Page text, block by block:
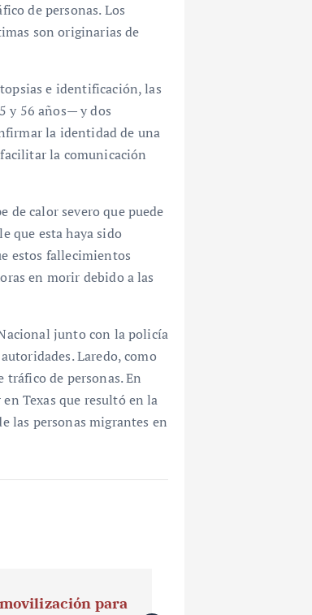
de personas. Los
son originarias de
e identificación, las
y 56 años— y dos
la identidad de una
la comunicación
de calor severo que puede
que esta haya sido
estos fallecimientos
en morir debido a las
junto con la policía
Laredo, como
de personas. En
Texas que resultó en la
las personas migrantes en
para